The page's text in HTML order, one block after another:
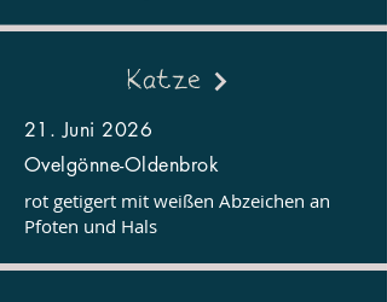
Katze
21. Juni 2026
Ovelgönne-Oldenbrok
rot getigert mit weißen Abzeichen an
Pfoten und Hals